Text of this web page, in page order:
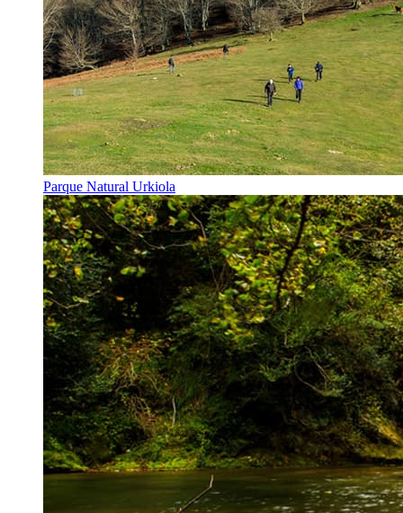
Parque Natural Urkiola